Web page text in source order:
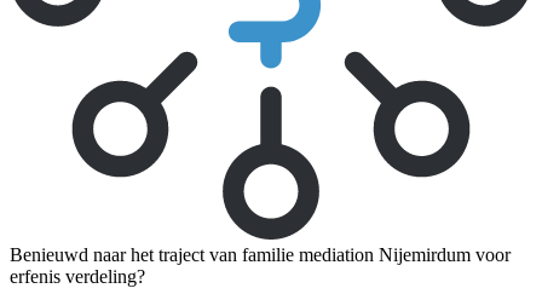
Benieuwd naar het traject van familie mediation Nijemirdum voor
erfenis verdeling?